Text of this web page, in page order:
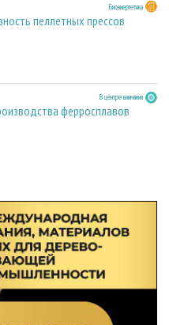
Биоэнергетика
пеллетных прессов
В центре внимания
ферросплавов